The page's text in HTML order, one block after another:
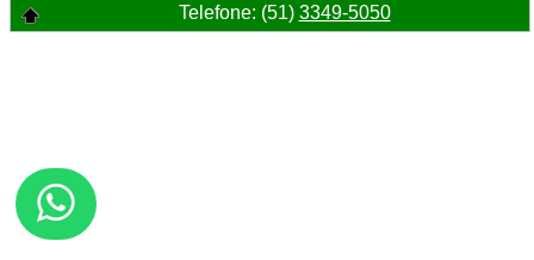
Telefone: (51) 3349-5050